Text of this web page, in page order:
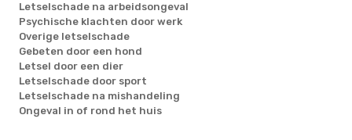
Letselschade na arbeidsongeval
Psychische klachten door werk
Overige letselschade
Gebeten door een hond
Letsel door een dier
Letselschade door sport
Letselschade na mishandeling
Ongeval in of rond het huis